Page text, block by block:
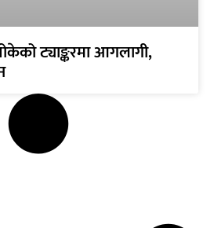
ट्याङ्करमा आगलागी,